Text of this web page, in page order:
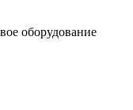
оборудование